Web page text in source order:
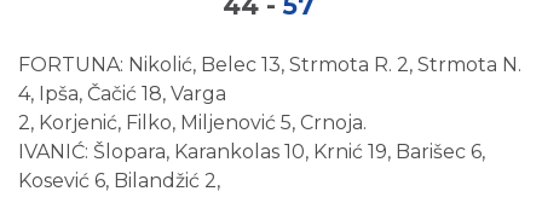
FORTUNA: Nikolić, Belec 13, Strmota R. 2, Strmota N.
4, Ipša, Čačić 18, Varga
2, Korjenić, Filko, Miljenović 5, Crnoja.
IVANIĆ: Šlopara, Karankolas 10, Krnić 19, Barišec 6,
Kosević 6, Bilandžić 2,